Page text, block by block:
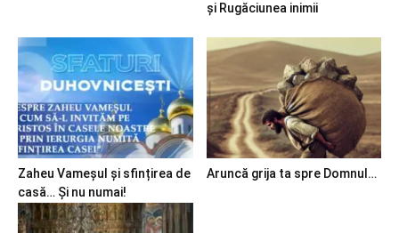
și Rugăciunea inimii
Zaheu Vameșul și sfințirea de
casă… Și nu numai!
Aruncă grija ta spre Domnul…